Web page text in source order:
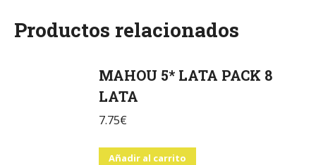
Productos relacionados
MAHOU 5* LATA PACK 8
LATA
7.75€
Añadir al carrito